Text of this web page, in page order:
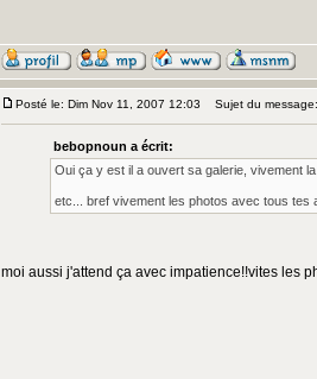
Posté le: Dim Nov 11, 2007 12:03 Sujet du message:
bebopnoun a écrit:
Oui ça y est il a ouvert sa galerie, vivement
etc... bref vivement les photos avec tous
moi aussi j'attend ça avec impatience!!vites les